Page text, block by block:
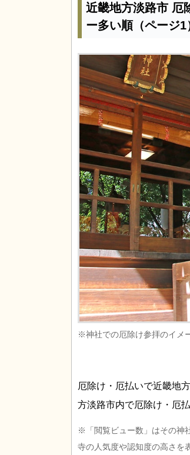
近畿地方淡路市 厄
ー多い順（ページ1
※神社での厄除け参拝のイメ
厄除け・厄払いで近畿地
方淡路市内で厄除け・厄
※「閲覧ビュー数」はその神
寺の人気度や認知度の高さを